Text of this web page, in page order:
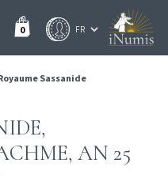
0
Sassanide
AN 25